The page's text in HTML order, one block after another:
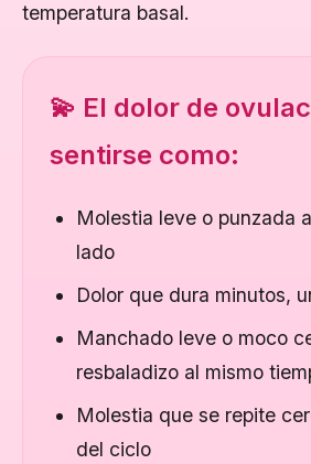
temperatura basal.
💫 El dolor de
sentirse como:
Molestia leve o punzada
lado
Dolor que dura minutos,
Manchado leve o moco
resbaladizo al mismo
Molestia que se repite
del ciclo